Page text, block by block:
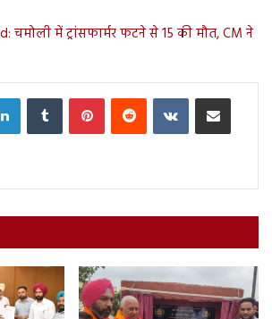
चमोली में ट्रांसफार्मर फटने से 15 की मौत, CM ने
LinkedInTumblr PinterestReddit VKontakteShare via Email